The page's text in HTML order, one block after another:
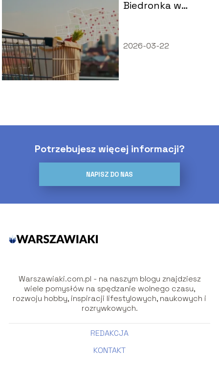
Biedronka w
2026-03-22
Potrzebujesz więcej informacji?
NAPISZ DO NAS
Warszawiaki.com.pl - na naszym blogu znajdziesz
wiele pomysłów na spędzanie wolnego czasu,
rozwoju hobby, inspiracji lifestylowych, naukowych i
rozrywkowych.
REDAKCJA
KONTAKT